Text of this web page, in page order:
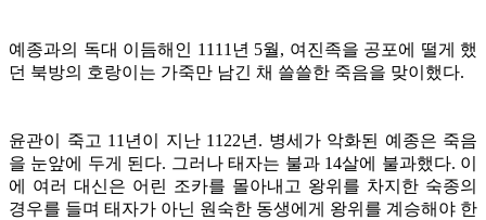
예종과의 독대 이듬해인 1111년 5월, 여진족을 공포에 떨게 했
던 북방의 호랑이는 가죽만 남긴 채 쓸쓸한 죽음을 맞이했다.
윤관이 죽고 11년이 지난 1122년. 병세가 악화된 예종은 죽음
을 눈앞에 두게 된다. 그러나 태자는 불과 14살에 불과했다. 이
에 여러 대신은 어린 조카를 몰아내고 왕위를 차지한 숙종의
경우를 들며 태자가 아닌 원숙한 동생에게 왕위를 계승해야 한